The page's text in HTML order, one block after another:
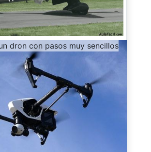
dron con pasos muy sencillos